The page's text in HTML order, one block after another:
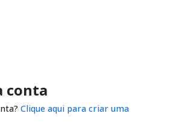
conta
Clique aqui para criar uma